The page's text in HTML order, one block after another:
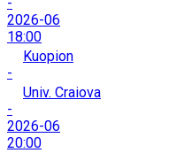
2026-06
18:00
Kuopion
-
Univ. Craiova
-
2026-06
20:00